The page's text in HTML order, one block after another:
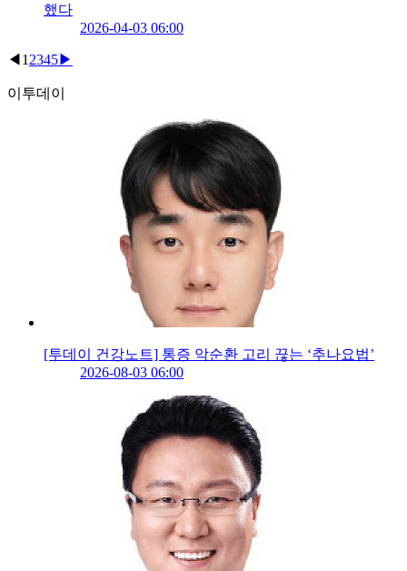
했다
2026-04-03 06:00
◀ 1 2345▶
이투데이
[투데이 건강노트] 통증 악순환 고리 끊는 ‘추나요법’
2026-08-03 06:00